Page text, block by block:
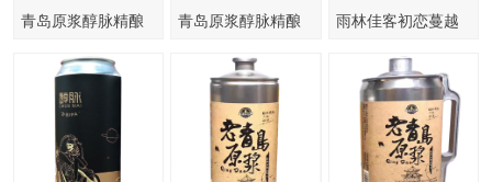
青岛原浆醇脉精酿
青岛原浆醇脉精酿
雨林佳客初恋蔓越